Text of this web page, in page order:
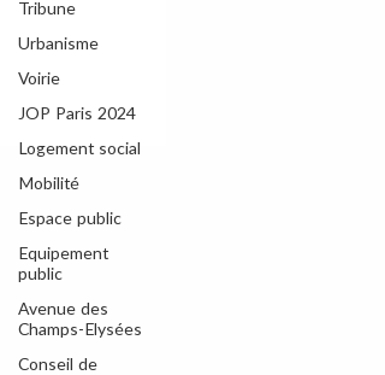
Tribune
Urbanisme
Voirie
JOP Paris 2024
Logement social
Mobilité
Espace public
Equipement
public
Avenue des
Champs-Elysées
Conseil de